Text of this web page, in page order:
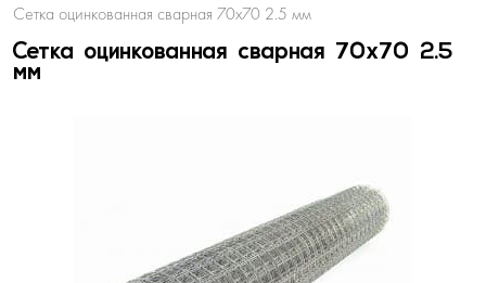
Сетка оцинкованная сварная 70х70 2.5 мм
Сетка оцинкованная сварная 70х70 2.5
мм